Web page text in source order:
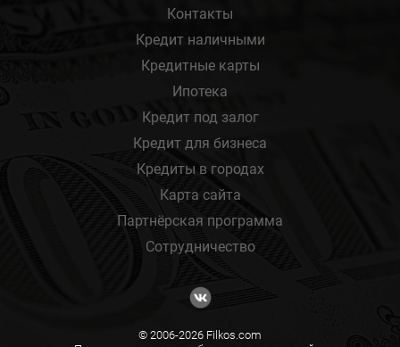
Контакты
Кредит наличными
Кредитные карты
Ипотека
Кредит под залог
Кредит для бизнеса
Кредиты в городах
Карта сайта
Партнёрская программа
Сотрудничество
© 2006-2026 Filkos.com